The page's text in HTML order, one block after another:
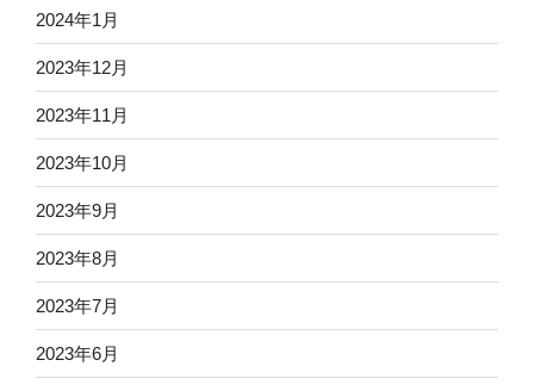
2024年1月
2023年12月
2023年11月
2023年10月
2023年9月
2023年8月
2023年7月
2023年6月